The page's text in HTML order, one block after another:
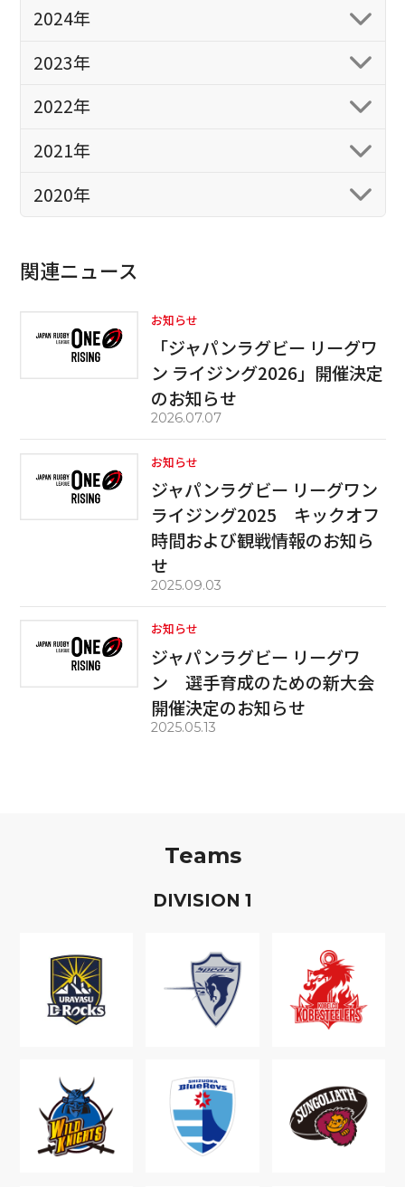
2024年
2023年
2022年
2021年
2020年
関連ニュース
お知らせ
「ジャパンラグビー リーグワ
ン ライジング2026」開催決定
のお知らせ
2026.07.07
お知らせ
ジャパンラグビー リーグワン
ライジング2025 キックオフ
時間および観戦情報のお知ら
せ
2025.09.03
お知らせ
ジャパンラグビー リーグワ
ン 選手育成のための新大会
開催決定のお知らせ
2025.05.13
Teams
DIVISION 1